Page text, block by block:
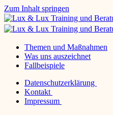
Zum Inhalt springen
Themen und Maßnahmen
Was uns auszeichnet
Fallbeispiele
Datenschutzerklärung
Kontakt
Impressum